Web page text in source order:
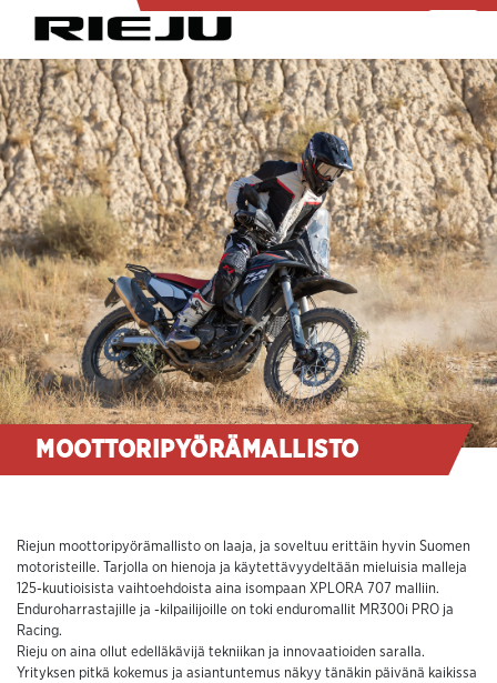
MOOTTORIPYÖRÄMALLISTO
Riejun moottoripyörämallisto on laaja, ja soveltuu erittäin hyvin Suomen
motoristeille. Tarjolla on hienoja ja käytettävyydeltään mieluisia malleja
125-kuutioisista vaihtoehdoista aina isompaan XPLORA 707 malliin.
Enduroharrastajille ja -kilpailijoille on toki enduromallit MR300i PRO ja
Racing.
Rieju on aina ollut edelläkävijä tekniikan ja innovaatioiden saralla.
Yrityksen pitkä kokemus ja asiantuntemus näkyy tänäkin päivänä kaikissa